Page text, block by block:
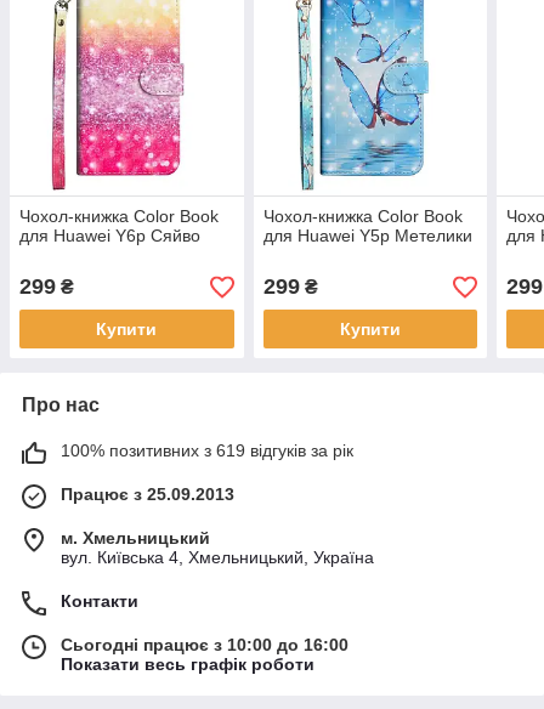
Чохол-книжка Color Book
для Huawei Y6p Сяйво
299 ₴
Купити
Чохол-книжка Color Book
для Huawei Y5p Метелики
299₴
Купити
для
299
Про нас
100% позитивних з 619 відгуків за рік
Працює з 25.09.2013
м. Хмельницький
вул. Київська 4, Хмельницький, Україна
Контакти
Сьогодні працює з 10:00 до 16:00
Показати весь графік роботи